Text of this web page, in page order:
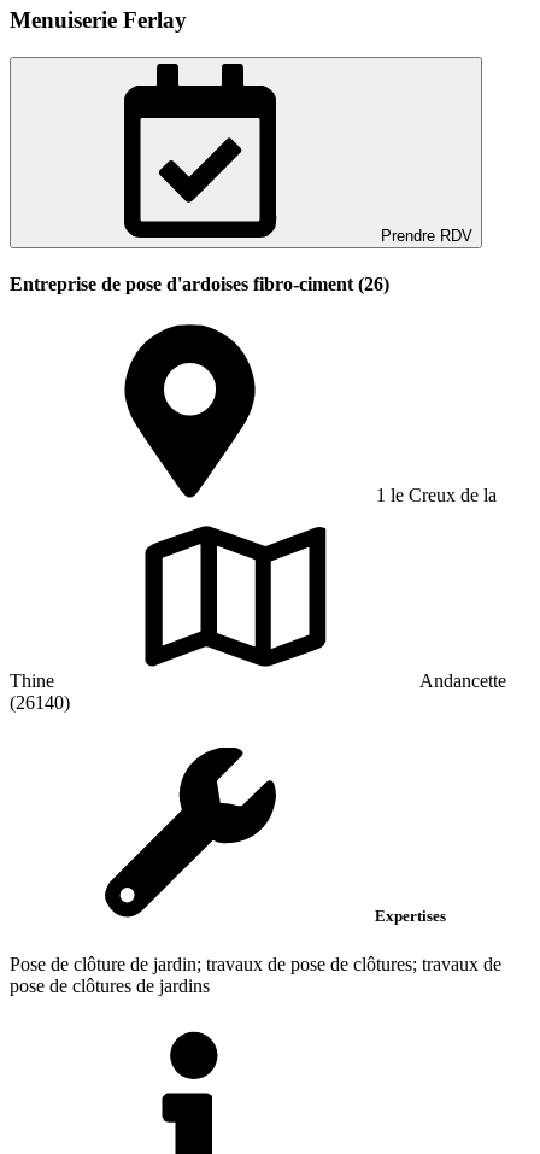
Menuiserie Ferlay
Prendre RDV
Entreprise de pose d'ardoises fibro-ciment (26)
1 le Creux de la
Thine
Andancette
(26140)
Expertises
Pose de clôture de jardin; travaux de pose de clôtures; travaux de
pose de clôtures de jardins